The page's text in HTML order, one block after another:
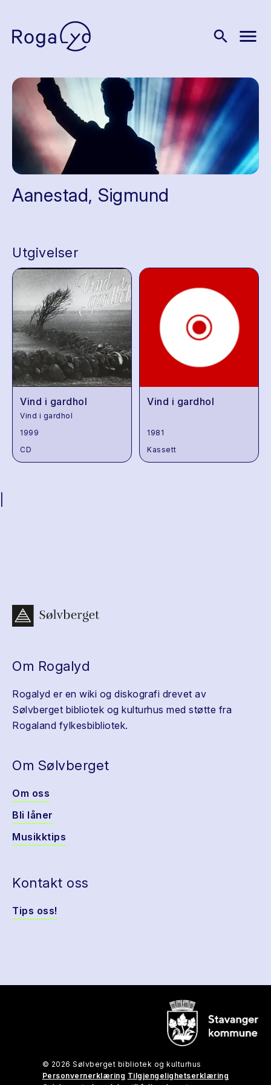
search menu
Aanestad, Sigmund
Utgivelser
Vind i gardhol
Vind i gardhol
1999
CD
Vind i gardhol
1981
Kassett
Om Rogalyd
Rogalyd er en wiki og diskografi drevet av
Sølvberget bibliotek og kulturhus med støtte fra
Rogaland fylkesbibliotek.
Om Sølvberget
Om oss
Bli låner
Musikktips
Kontakt oss
Tips oss!
© 2026 Sølvberget bibliotek og kulturhus
Personvernerklæring Tilgjengelighetserklæring